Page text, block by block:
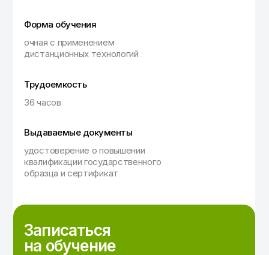
Записаться
на обучение
Форма обучения
очная с применением
дистанционных технологий
Трудоемкость
36 часов
Выдаваемые документы
удостоверение о повышении
квалификации государственного
образца и сертификат